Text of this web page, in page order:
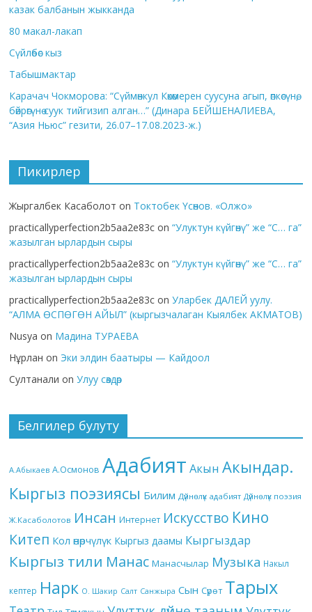
казак балбанын жыкканда
80 макал-лакап
Сүйлөбөс кыз
Табышмактар
Карачач Чокморова: “Сүймөнкул Көкөмерен суусуна агып, өпкөсүнө,
бөйрөгүнө суук тийгизип алган…” (Динара БЕЙШЕНАЛИЕВА,
“Азия Ньюс” гезити, 26.07–17.08.2023-ж.)
Пикирлер
Жыргалбек Касаболот on Токтобек Үсөнов. «Олжо»
practicallyperfection2b5aa2e83c on“Улуктун күйгөнү” же “С… га”
жазылган ырлардын сыры
practicallyperfection2b5aa2e83c on“Улуктун күйгөнү” же “С… га”
жазылган ырлардын сыры
practicallyperfection2b5aa2e83c onУларбек ДАЛЕЙ уулу.
“АЛМА ӨСПӨГӨН АЙЫЛ” (кыргызчалаган Кыялбек АКМАТОВ)
Nusya on Мадина ТУРАЕВА
Нұрлан on Эки элдин баатыры — Кайдоол
Султанали onУлуу сөздөр
Белгилер булуту
А.Абыкаев А.Осмонов Адабият Акын Акындар.
Кыргыз поэзиясы Билим Дүйнөлүк адабият Дүйнөлүк поэзия
Ж.Касаболотов Инсан Интернет Искусство Кино
Китеп Кол өнөрчүлүк Кыргыз даамы Кыргыздар
Кыргыз тили Манас Манасчылар Музыка Накыл
кептер Нарк О. Шакир Салт Санжыра Сын Сүрөт Тарых